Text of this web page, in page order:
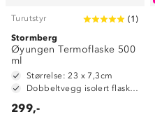
Turutstyr (1 )
Stormberg
Øyungen Termoflaske 500
ml
Størrelse: 23 x 7,3cm
299,-